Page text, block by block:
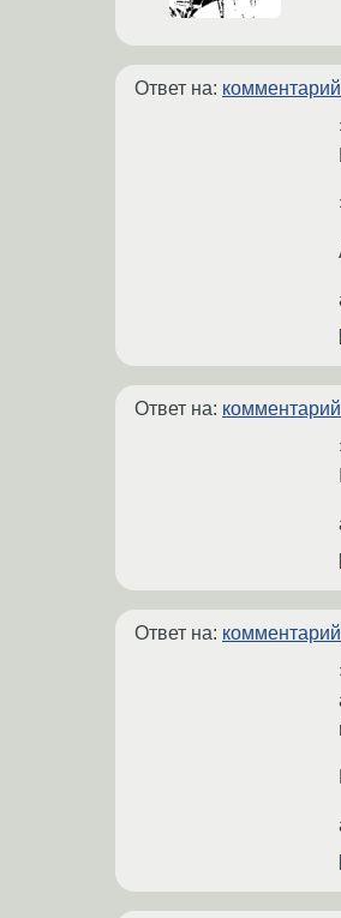
Ответ на: комментарий
Ответ на: комментарий
Ответ на: комментарий